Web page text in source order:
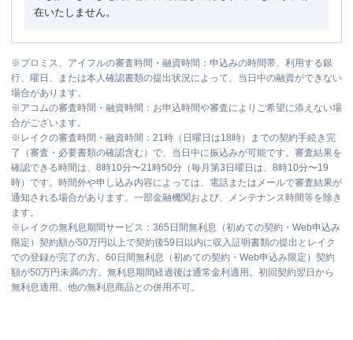
在いたしません。
※プロミス、アイフルの審査時間・融資時間：申込みの時間帯、利用する銀
行、曜日、または本人確認書類の提出状況によって、当日中の融資ができない
場合があります。
※アコムの審査時間・融資時間：お申込時間や審査によりご希望に添えない場
合がございます。
※ レイクの審査時間・融資時間：21時（日曜日は18時）までの契約手続き完
了（審査・必要書類の確認含む）で、当日中に振込みが可能です。審査結果を
確認できる時間は、8時10分〜21時50分（毎月第3日曜日は、8時10分〜19
時）です。時間外や申し込み内容によっては、電話またはメールで審査結果が
通知される場合があります。一部金融機関および、メンテナンス時間等を除き
ます。
※ レイクの無利息期間サービス：365日間無利息（初めての契約・Web申込み
限定）契約額が50万円以上で契約後59日以内に収入証明書類の提出とレイク
での登録が完了の方。60日間無利息（初めての契約・Web申込み限定）契約
額が50万円未満の方。無利息期間経過後は通常金利適用。初回契約翌日から
無利息適用。他の無利息商品との併用不可。